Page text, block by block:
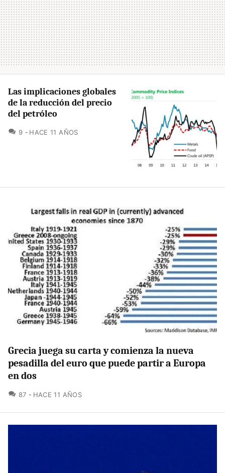
Las implicaciones globales
de la reducción del precio
del petróleo
9 COMENTARIOS
HACE 11 AÑOS
Grecia juega su carta y comienza la nueva
pesadilla del euro que puede partir a Europa
en dos
87 COMENTARIOS
HACE 11 AÑOS